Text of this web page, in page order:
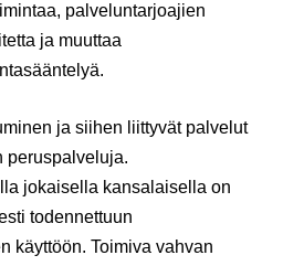
palveluntarjoajien
ja muuttaa
ja siihen liittyvät palvelut
peruspalveluja.
jokaisella kansalaisella on
todennettuun
käyttöön. Toimiva vahvan